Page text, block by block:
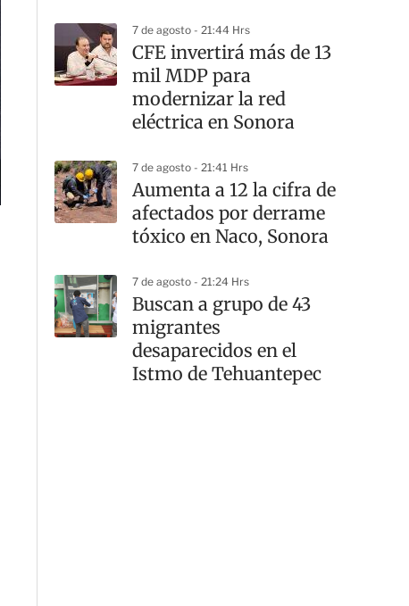
7 de agosto - 21:44 Hrs
CFE invertirá más de 13
mil MDP para
modernizar la red
eléctrica en Sonora
7 de agosto - 21:41 Hrs
Aumenta a 12 la cifra de
afectados por derrame
tóxico en Naco, Sonora
7 de agosto - 21:24 Hrs
Buscan a grupo de 43
migrantes
desaparecidos en el
Istmo de Tehuantepec